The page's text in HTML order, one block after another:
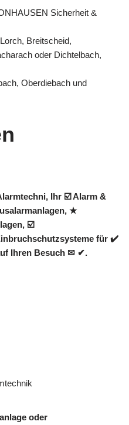
Sicherheit &
Breitscheid,
oder Dichtelbach,
Oberdiebach und
Ihr ☑️ Alarm &
★
☑️
für ✔️
Ihren Besuch ✉ ✔.
oder